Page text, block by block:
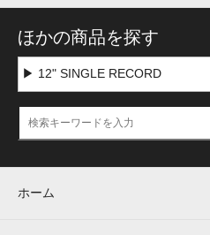
ほかの商品を探す
ホーム